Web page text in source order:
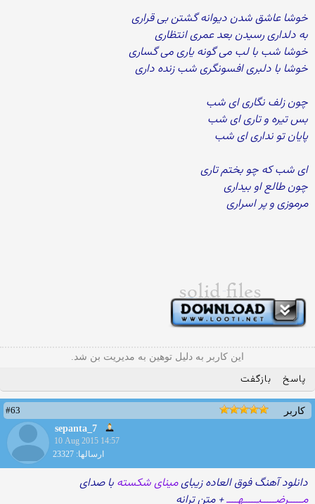
خوشا عاشق شدن دیوانه گشتن بی قراری
به دلداری رسیدن بعد عمری انتظاری
خوشا شب با لب می گونه یاری می گساری
خوشا با دلبری افسونگری شب زنده داری
چون زلف نگاری ای شب
بس تیره و تاری ای شب
پایان تو نداری ای شب
ای شب که چو بختم تاری
چون طالع او بیداری
مرموزی و پر اسراری
این کاربر به دلیل توهین به مدیریت بن شد.
پاسخ بازگفت
کاربر
#63
sepanta_7
10 Aug 2015 14:57
ارسالها: 23327
دانلود آهنگ فوق العاده زیبایمینای شکسته با صدای
مـــــرضـــــیـــــهــــ+ متن ترانه